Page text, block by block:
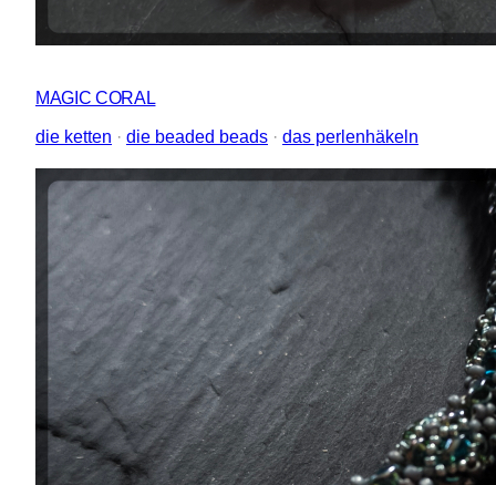
MAGIC CORAL
die ketten · die beaded beads · das perlenhäkeln